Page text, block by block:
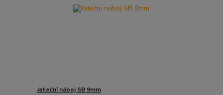
Jateční náboj SB 9mm